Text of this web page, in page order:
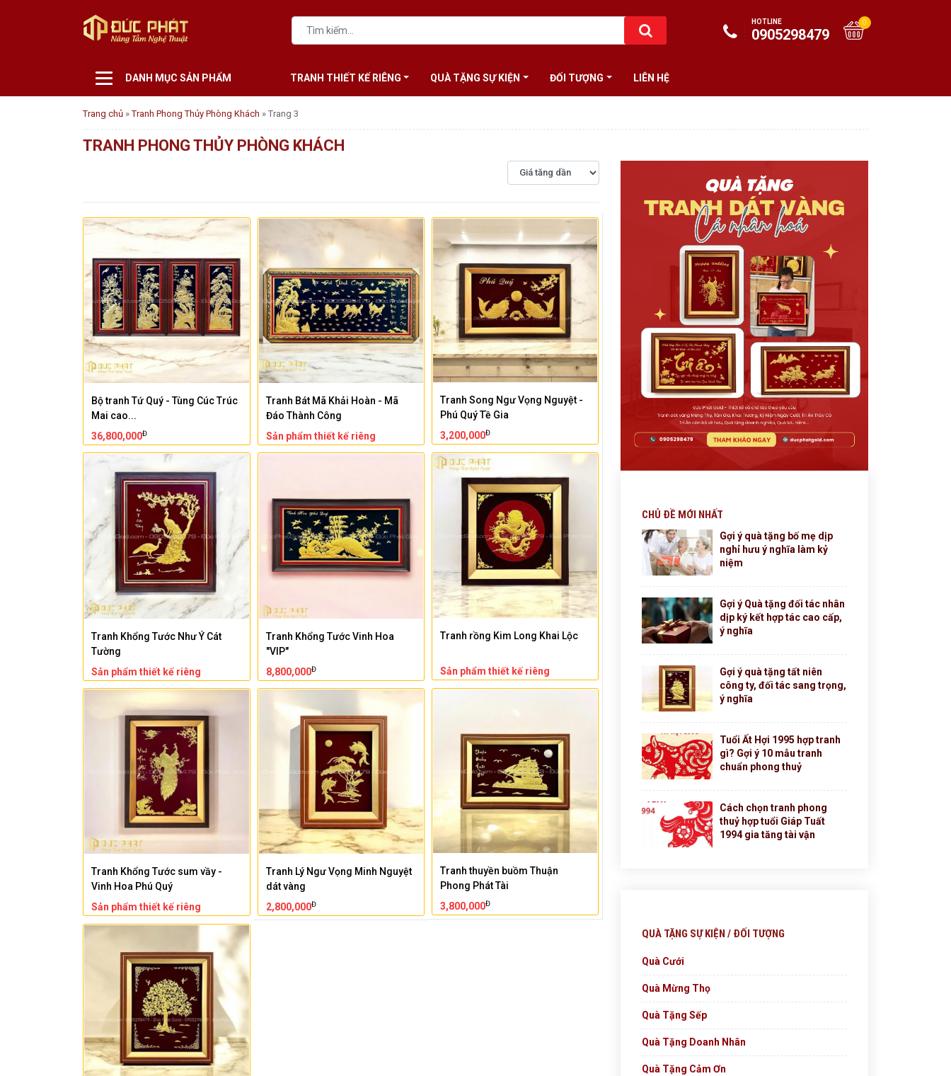
HOTLINE
0905298479
0
DANH MỤC SẢN PHẨM TRANH THIẾT KẾ RIÊNG QUÀ TẶNG SỰ KIỆN ĐỐI TƯỢNG LIÊN HỆ
Trang chủ »Tranh Phong Thủy Phòng Khách » Trang 3
TRANH PHONG THỦY PHÒNG KHÁCH
Bộ tranh Tứ Quý - Tùng Cúc Trúc
Mai cao...
36,800,000Đ
Tranh Bát Mã Khải Hoàn - Mã
Đáo Thành Công
Sản phẩm thiết kế riêng
Tranh Song Ngư Vọng Nguyệt -
Phú Quý Tề Gia
3,200,000Đ
Tranh Khổng Tước Như Ý Cát
Tường
Sản phẩm thiết kế riêng
Tranh Khổng Tước Vinh Hoa
"VIP"
8,800,000Đ
Tranh rồng Kim Long Khai Lộc
Sản phẩm thiết kế riêng
Tranh Khổng Tước sum vầy -
Vinh Hoa Phú Quý
Sản phẩm thiết kế riêng
Tranh Lý Ngư Vọng Minh Nguyệt
dát vàng
2,800,000Đ
Tranh thuyền buồm Thuận
Phong Phát Tài
3,800,000Đ
CHỦ ĐỀ MỚI NHẤT
Gợi ý quà tặng bố mẹ dịp
nghỉ hưu ý nghĩa làm kỷ
niệm
Gợi ý Quà tặng đối tác nhân
dịp ký kết hợp tác cao cấp,
ý nghĩa
Gợi ý quà tặng tất niên
công ty, đối tác sang trọng,
ý nghĩa
Tuổi Ất Hợi 1995 hợp tranh
gì? Gợi ý 10 mẫu tranh
chuẩn phong thuỷ
Cách chọn tranh phong
thuỷ hợp tuổi Giáp Tuất
1994 gia tăng tài vận
QUÀ TẶNG SỰ KIỆN / ĐỐI TƯỢNG
Quà Cưới
Quà Mừng Thọ
Quà Tặng Sếp
Quà Tặng Doanh Nhân
Quà Tặng Cảm Ơn